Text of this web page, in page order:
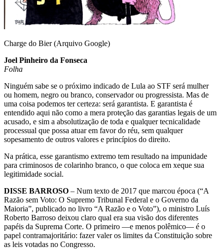
Charge do Bier (Arquivo Google)
Joel Pinheiro da Fonseca
Folha
Ninguém sabe se o próximo indicado de Lula ao STF será mulher
ou homem, negro ou branco, conservador ou progressista. Mas de
uma coisa podemos ter certeza: será garantista. E garantista é
entendido aqui não como a mera proteção das garantias legais de um
acusado, e sim a absolutização de toda e qualquer tecnicalidade
processual que possa atuar em favor do réu, sem qualquer
sopesamento de outros valores e princípios do direito.
Na prática, esse garantismo extremo tem resultado na impunidade
para criminosos de colarinho branco, o que coloca em xeque sua
legitimidade social.
DISSE BARROSO – Num texto de 2017 que marcou época (“A
Razão sem Voto: O Supremo Tribunal Federal e o Governo da
Maioria”, publicado no livro “A Razão e o Voto”), o ministro Luís
Roberto Barroso deixou claro qual era sua visão dos diferentes
papéis da Suprema Corte. O primeiro —e menos polêmico— é o
papel contramajoritário: fazer valer os limites da Constituição sobre
as leis votadas no Congresso.